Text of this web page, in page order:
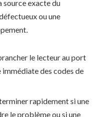
source exacte du
ou une
le lecteur au port
des codes de
rapidement si une
le problème ou si une